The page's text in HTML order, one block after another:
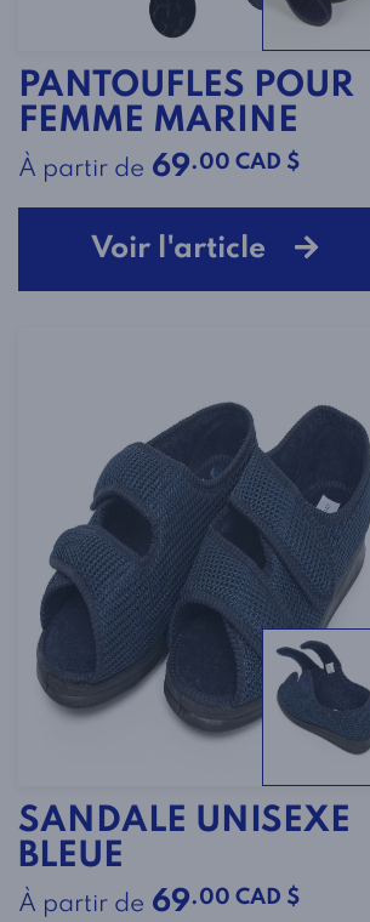
PANTOUFLES POUR
FEMME MARINE
À partir de 69.00 CAD $
Voir l'article
SANDALE UNISEXE
BLEUE
À partir de 69.00 CAD $